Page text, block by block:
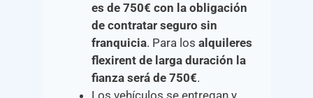
es de 750€ con la obligación
de contratar seguro sin
franquicia. Para los alquileres
flexirent de larga duración la
fianza será de 750€.